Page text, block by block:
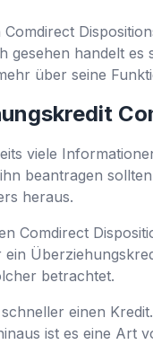
gesehen handelt
über seine
viele
beantragen
heraus.
Comdirect
ein
betrachtet.
einen
ist es eine Art